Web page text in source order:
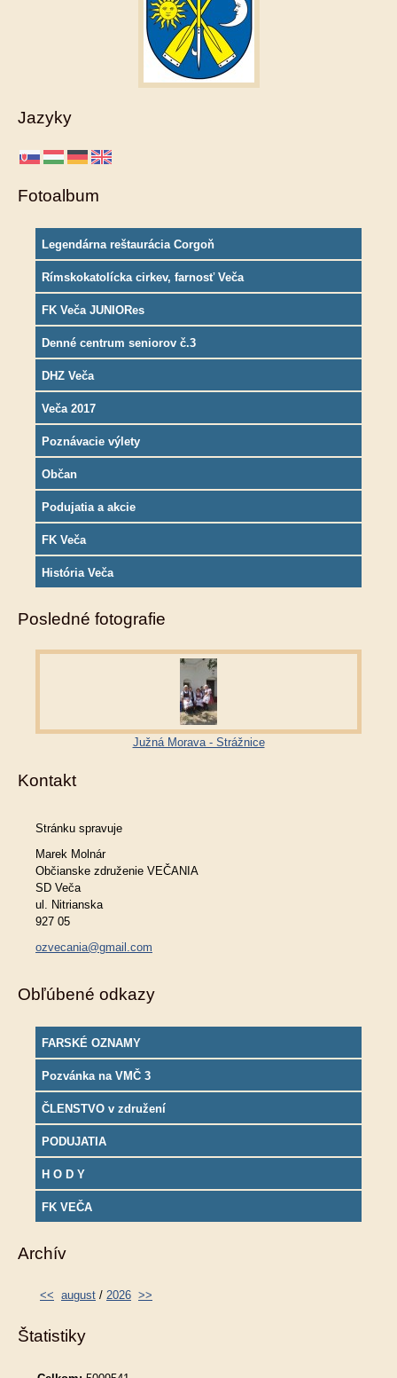
Jazyky
Fotoalbum
Legendárna reštaurácia Corgoň
Rímskokatolícka cirkev, farnosť Veča
FK Veča JUNIORes
Denné centrum seniorov č.3
DHZ Veča
Veča 2017
Poznávacie výlety
Občan
Podujatia a akcie
FK Veča
História Veča
Posledné fotografie
Južná Morava - Strážnice
Kontakt
Stránku spravuje
Marek Molnár
Občianske združenie VEČANIA
SD Veča
ul. Nitrianska
927 05
ozvecania@gmail.com
Obľúbené odkazy
FARSKÉ OZNAMY
Pozvánka na VMČ 3
ČLENSTVO v združení
PODUJATIA
H O D Y
FK VEČA
Archív
<< august / 2026 >>
Štatistiky